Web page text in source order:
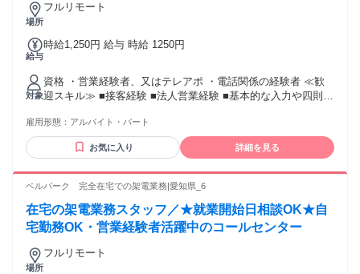
場所
フルリモート
給与
時給1,250円 給与 時給 1250円
対象
資格 ・営業経験者、又はテレアポ ・電話関係の経験者 ≪歓
迎スキル≫ ■接客経験 ■法人営業経験 ■基本的な入力や四則計
雇用形態： アルバイト・パート
お気に入り 詳細を見る
ベルパーク 完全在宅での架電業務|愛知県_6
在宅の架電業務スタッフ／★就業開始日相談OK★自
宅勤務OK・営業経験者活躍中のコールセンター
場所
フルリモート